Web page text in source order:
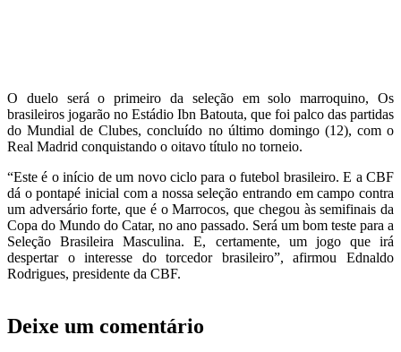
O duelo será o primeiro da seleção em solo marroquino, Os
brasileiros jogarão no Estádio Ibn Batouta, que foi palco das partidas
do Mundial de Clubes, concluído no último domingo (12), com o
Real Madrid conquistando o oitavo título no torneio.
“Este é o início de um novo ciclo para o futebol brasileiro. E a CBF
dá o pontapé inicial com a nossa seleção entrando em campo contra
um adversário forte, que é o Marrocos, que chegou às semifinais da
Copa do Mundo do Catar, no ano passado. Será um bom teste para a
Seleção Brasileira Masculina. E, certamente, um jogo que irá
despertar o interesse do torcedor brasileiro”, afirmou Ednaldo
Rodrigues, presidente da CBF.
Deixe um comentário